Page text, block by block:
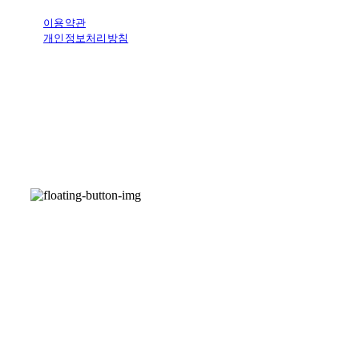
이용약관
개인정보처리방침